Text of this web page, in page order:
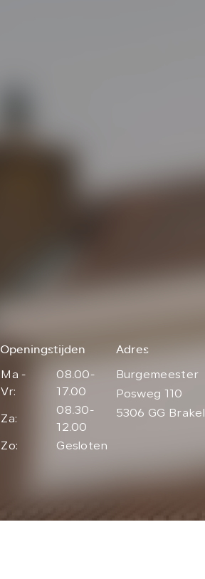
Openingstijden
Ma -
Vr:
08.00-
17.00
Za:
08.30-
12.00
Zo:
Gesloten
Adres
Burgemeester
Posweg 110
5306 GG Brakel